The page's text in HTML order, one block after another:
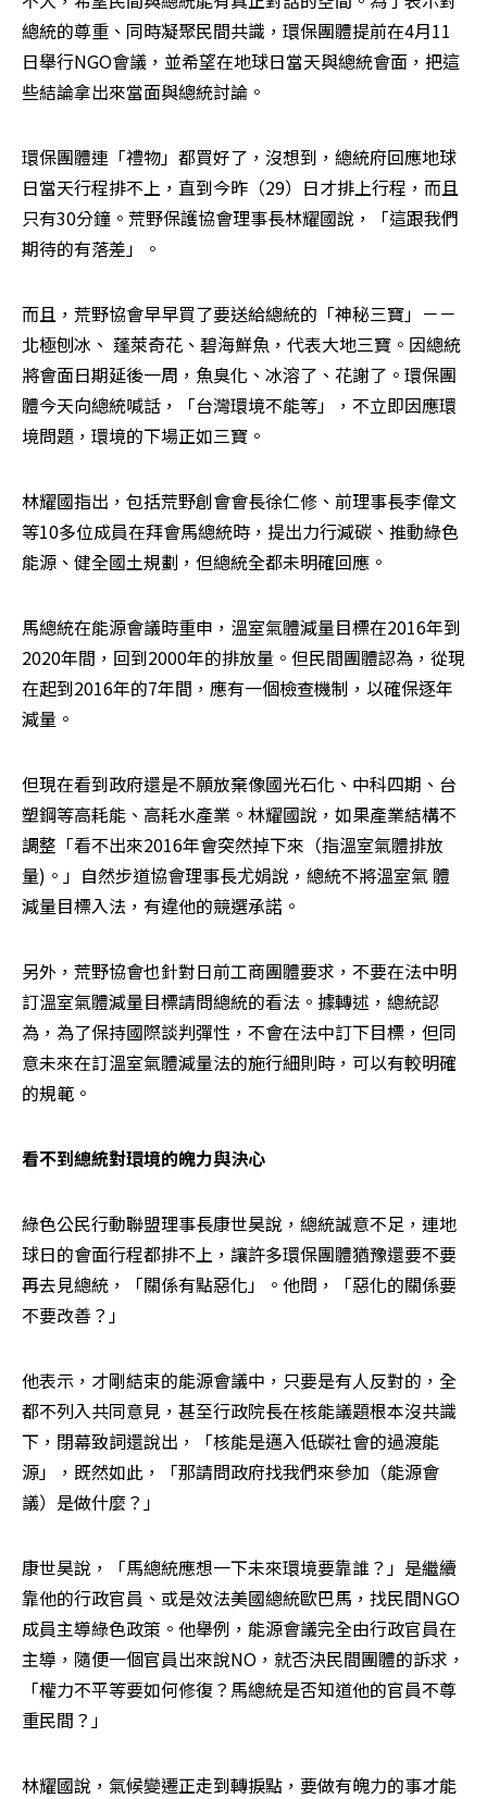
總統的尊重、同時凝聚民間共識，環保團體提前在4月11
日舉行NGO會議，並希望在地球日當天與總統會面，把這
些結論拿出來當面與總統討論。
環保團體連「禮物」都買好了，沒想到，總統府回應地球
日當天行程排不上，直到今昨（29）日才排上行程，而且
只有30分鐘。荒野保護協會理事長林耀國說，「這跟我們
期待的有落差」。
而且，荒野協會早早買了要送給總統的「神秘三寶」－－
北極刨冰、 蓬萊奇花、碧海鮮魚，代表大地三寶。因總統
將會面日期延後一周，魚臭化、冰溶了、花謝了。環保團
體今天向總統喊話，「台灣環境不能等」，不立即因應環
境問題，環境的下場正如三寶。
林耀國指出，包括荒野創會會長徐仁修、前理事長李偉文
等10多位成員在拜會馬總統時，提出力行減碳、推動綠色
能源、健全國土規劃，但總統全都未明確回應。
馬總統在能源會議時重申，溫室氣體減量目標在2016年到
2020年間，回到2000年的排放量。但民間團體認為，從現
在起到2016年的7年間，應有一個檢查機制，以確保逐年
減量。
但現在看到政府還是不願放棄像國光石化、中科四期、台
塑鋼等高耗能、高耗水產業。林耀國說，如果產業結構不
調整「看不出來2016年會突然掉下來（指溫室氣體排放
量)。」自然步道協會理事長尤娟說，總統不將溫室氣 體
減量目標入法，有違他的競選承諾。
另外，荒野協會也針對日前工商團體要求，不要在法中明
訂溫室氣體減量目標請問總統的看法。據轉述，總統認
為，為了保持國際談判彈性，不會在法中訂下目標，但同
意未來在訂溫室氣體減量法的施行細則時，可以有較明確
的規範。
看不到總統對環境的魄力與決心
綠色公民行動聯盟理事長康世昊說，總統誠意不足，連地
球日的會面行程都排不上，讓許多環保團體猶豫還要不要
再去見總統，「關係有點惡化」。他問，「惡化的關係要
不要改善？」
他表示，才剛結束的能源會議中，只要是有人反對的，全
都不列入共同意見，甚至行政院長在核能議題根本沒共識
下，閉幕致詞還說出，「核能是邁入低碳社會的過渡能
源」，既然如此，「那請問政府找我們來參加（能源會
議）是做什麼？」
康世昊說，「馬總統應想一下未來環境要靠誰？」是繼續
靠他的行政官員、或是效法美國總統歐巴馬，找民間NGO
成員主導綠色政策。他舉例，能源會議完全由行政官員在
主導，隨便一個官員出來說NO，就否決民間團體的訴求，
「權力不平等要如何修復？馬總統是否知道他的官員不尊
重民間？」
林耀國說，氣候變遷正走到轉捩點，要做有魄力的事才能